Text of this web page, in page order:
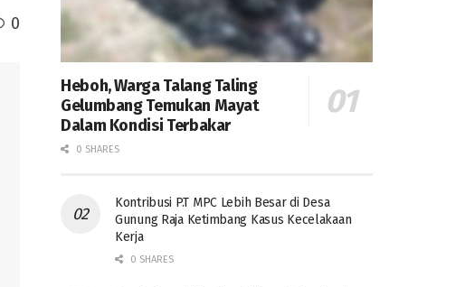
0
Heboh, Warga Talang Taling
Gelumbang Temukan Mayat
Dalam Kondisi Terbakar
0 SHARES
Kontribusi P.T MPC Lebih Besar di Desa
Gunung Raja Ketimbang Kasus Kecelakaan
Kerja
0 SHARES